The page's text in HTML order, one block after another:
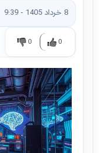
8 خرداد 1405 - 9:39
0
0